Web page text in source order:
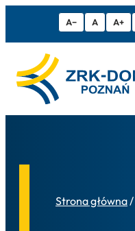
A− A A+
Strona główna/